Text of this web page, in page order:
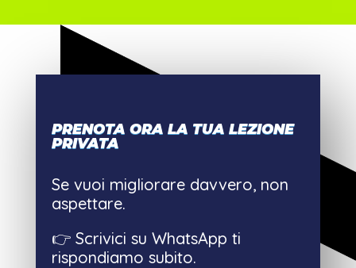
PRENOTA ORA LA TUA LEZIONE
PRIVATA
Se vuoi migliorare davvero, non
aspettare.
👉 Scrivici su WhatsApp ti
rispondiamo subito.